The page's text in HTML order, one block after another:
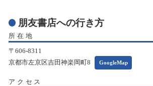
朋友書店への行き方
所在地
〒606-8311
京都市左京区吉田神楽岡町8
GoogleMap
アクセス